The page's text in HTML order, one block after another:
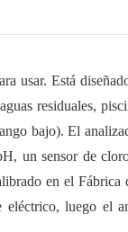
usar. Está
residuales,
bajo). El
un sensor de
en el Fábrica
luego el